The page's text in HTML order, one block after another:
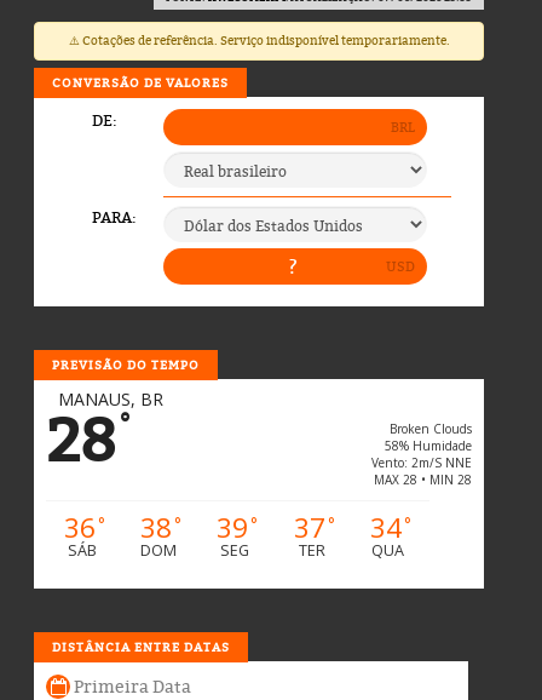
⚠️ Cotações de referência. Serviço indisponível temporariamente.
CONVERSÃO DE VALORES
PREVISÃO DO TEMPO
MANAUS, BR
28°
Broken Clouds
58% Humidade
Vento: 2m/s NNE
MAX 28 • MIN 28
36°
SÁB
38°
DOM
39°
SEG
37°
TER
34°
QUA
DISTÂNCIA ENTRE DATAS